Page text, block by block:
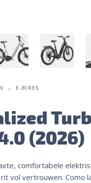
E-BIKES
(2026)
comfortabele
vol vertrouwen. Como